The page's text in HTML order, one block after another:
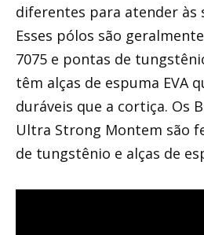
diferentes para atender às
Esses pólos são
7075 e pontas de
têm alças de espuma EVA
duráveis ​​que a cortiça. Os
Ultra Strong Montem são
de tungstênio e alças de